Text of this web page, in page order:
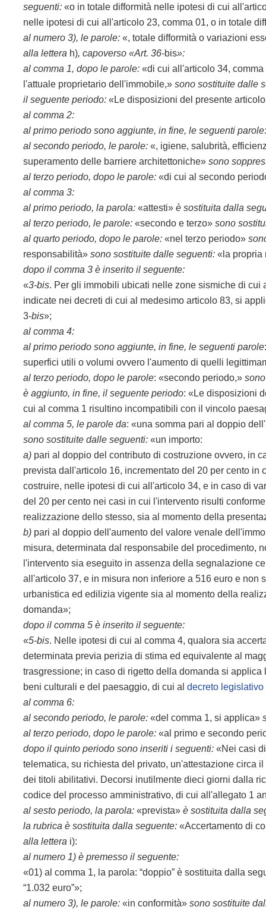
seguenti: «o in totale difformità nelle ipotesi di cui
nelle ipotesi di cui all'articolo 23, comma 01, o in totale
al numero 3), le parole: «, totale difformità o variazioni
alla lettera h), capoverso «Art. 36-bis»:
al comma 1, dopo le parole: «di cui all'articolo 34,
l'attuale proprietario dell'immobile,»sono sostituite dalle
il seguente periodo: «Le disposizioni del presente
al comma 2:
al primo periodo sono aggiunte, in fine, le seguenti
al secondo periodo, le parole: «, igiene, salubrità,
superamento delle barriere architettoniche»sono
al terzo periodo, dopo le parole: «di cui al secondo
al comma 3:
al primo periodo, la parola: «attesti»è sostituita dalla
al terzo periodo, le parole: «secondo e terzo»sono
al quarto periodo, dopo le parole: «nel terzo periodo»
responsabilità»sono sostituite dalle seguenti: «la propria
dopo il comma 3 è inserito il seguente:
«3-bis. Per gli immobili ubicati nelle zone sismiche di
indicate nei decreti di cui al medesimo articolo 83, si
3-bis»;
al comma 4:
al primo periodo sono aggiunte, in fine, le seguenti parole
superfici utili o volumi ovvero l'aumento di quelli
al terzo periodo, dopo le parole: «secondo periodo,»
è aggiunto, in fine, il seguente periodo: «Le disposizioni
cui al comma 1 risultino incompatibili con il vincolo
al comma 5, le parole da: «una somma pari al doppio
sono sostituite dalle seguenti: «un importo:
a) pari al doppio del contributo di costruzione ovvero, in
prevista dall'articolo 16, incrementato del 20 per cento
costruire, nelle ipotesi di cui all'articolo 34, e in caso di
del 20 per cento nei casi in cui l'intervento risulti
realizzazione dello stesso, sia al momento della
b) pari al doppio dell'aumento del valore venale
misura, determinata dal responsabile del procedimento,
l'intervento sia eseguito in assenza della segnalazione
all'articolo 37, e in misura non inferiore a 516 euro e
urbanistica ed edilizia vigente sia al momento della
domanda»;
dopo il comma 5 è inserito il seguente:
«5-bis. Nelle ipotesi di cui al comma 4, qualora sia
determinata previa perizia di stima ed equivalente al
trasgressione; in caso di rigetto della domanda si
beni culturali e del paesaggio, di cui aldecreto
al comma 6:
al secondo periodo, le parole: «del comma 1, si applica»
al terzo periodo, dopo le parole: «al primo e secondo
dopo il quinto periodo sono inseriti i seguenti: «Nei casi
telematica, su richiesta del privato, un'attestazione circa
dei titoli abilitativi. Decorsi inutilmente dieci giorni dalla
codice del processo amministrativo, di cui all'allegato 1
al sesto periodo, la parola: «prevista»è sostituita dalla
la rubrica è sostituita dalla seguente: «Accertamento di
alla lettera i):
al numero 1) è premesso il seguente:
«01) al comma 1, la parola: “doppio” è sostituita dalla
“1.032 euro”»;
al numero 3), le parole: «in conformità»sono sostituite